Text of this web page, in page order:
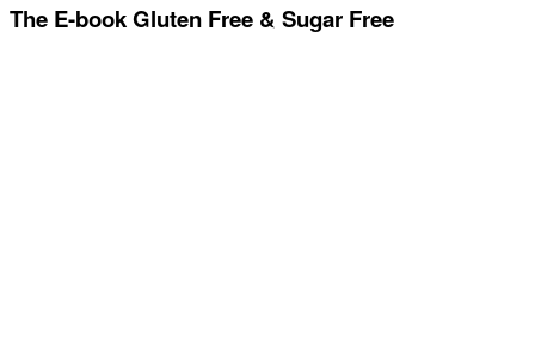
The E-book Gluten Free & Sugar Free